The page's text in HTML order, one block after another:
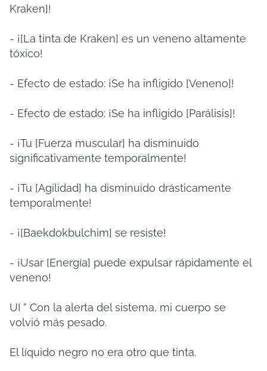
Kraken]!
- ¡[La tinta de Kraken] es un veneno altamente
tóxico!
- Efecto de estado: ¡Se ha infligido [Veneno]!
- Efecto de estado: ¡Se ha infligido [Parálisis]!
- ¡Tu [Fuerza muscular] ha disminuido
significativamente temporalmente!
- ¡Tu [Agilidad] ha disminuido drásticamente
temporalmente!
- ¡[Baekdokbulchim] se resiste!
- ¡Usar [Energía] puede expulsar rápidamente el
veneno!
UI ” Con la alerta del sistema, mi cuerpo se
volvió más pesado.
El líquido negro no era otro que tinta.